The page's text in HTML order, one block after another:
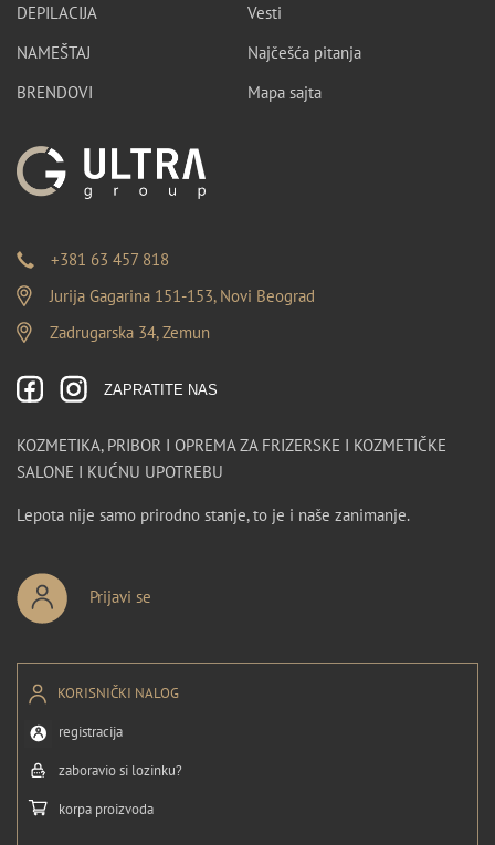
DEPILACIJA
NAMEŠTAJ
BRENDOVI
Vesti
Najčešća pitanja
Mapa sajta
+381 63 457 818
Jurija Gagarina 151-153, Novi Beograd
Zadrugarska 34, Zemun
ZAPRATITE NAS
KOZMETIKA, PRIBOR I OPREMA ZA FRIZERSKE I KOZMETIČKE
SALONE I KUĆNU UPOTREBU
Lepota nije samo prirodno stanje, to je i naše zanimanje.
Prijavi se
KORISNIČKI NALOG
registracija
zaboravio si lozinku?
korpa proizvoda